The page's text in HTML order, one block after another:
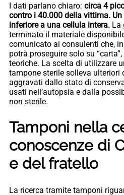
I dati parlano chiaro: circa 4
contro i 40.000 della vittima.
inferiore a una cellula intera. La
terminato il materiale
comunicato ai consulenti che,
potrà proseguire solo su
teoriche. La scelta di utilizzare
tampone sterile solleva ulteriori
aggravati dallo stato di
usati nell’autopsia e dalla
non sterile.
Tamponi nella
conoscenze di
e del fratello
La ricerca tramite tamponi